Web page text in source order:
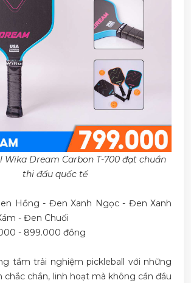
Wika Dream Carbon T-700 đạt chuẩn
thi đấu quốc tế
Hồng - Đen Xanh Ngọc - Đen Xanh
- Đen Chuối
- 899.000 đồng
tầm trải nghiệm pickleball với những
chắc chắn, linh hoạt mà không cần đầu